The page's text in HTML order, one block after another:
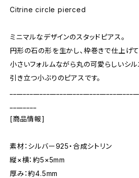
Citrine circle pierced
ミニマルなデザインのスタッドピアス。
円形の石の形を生かし、枠巻きで仕上げて
小さいフォルムながら丸の可愛らしいシル
引き立つ小ぶりのピアスです。
[商品情報]
素材：シルバー925・合成シトリン
縦×横：約5×5mm
厚み：約4.5mm